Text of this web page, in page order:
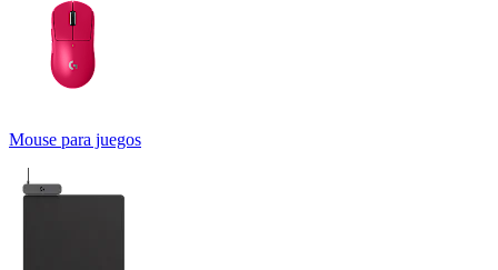
Mouse para juegos